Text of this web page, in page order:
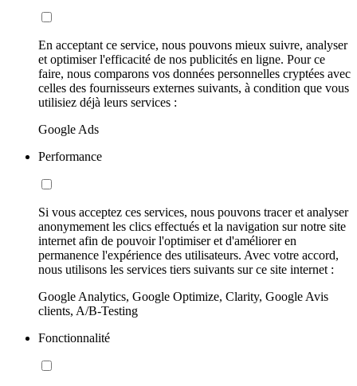
En acceptant ce service, nous pouvons mieux suivre, analyser
et optimiser l'efficacité de nos publicités en ligne. Pour ce
faire, nous comparons vos données personnelles cryptées avec
celles des fournisseurs externes suivants, à condition que vous
utilisiez déjà leurs services :
Google Ads
Performance
Si vous acceptez ces services, nous pouvons tracer et analyser
anonymement les clics effectués et la navigation sur notre site
internet afin de pouvoir l'optimiser et d'améliorer en
permanence l'expérience des utilisateurs. Avec votre accord,
nous utilisons les services tiers suivants sur ce site internet :
Google Analytics, Google Optimize, Clarity, Google Avis
clients, A/B-Testing
Fonctionnalité